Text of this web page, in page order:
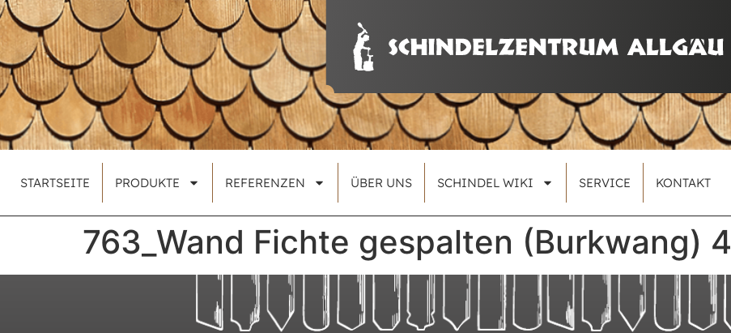
STARTSEITE PRODUKTE REFERENZEN ÜBER UNS SCHINDEL WIKI SERVICE KONTAKT
763_Wand Fichte gespalten (Burkwang) 4